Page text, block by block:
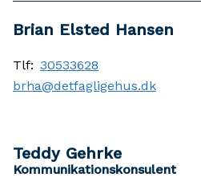
Brian Elsted Hansen
Tlf: 30533628
brha@detfagligehus.dk
Teddy Gehrke
Kommunikationskonsulent